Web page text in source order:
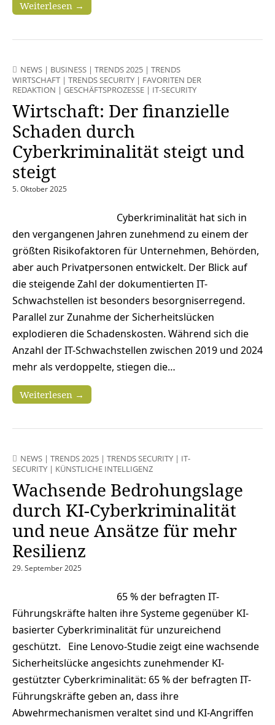
Weiterlesen →
NEWS | BUSINESS | TRENDS 2025 | TRENDS
WIRTSCHAFT | TRENDS SECURITY | FAVORITEN DER
REDAKTION | GESCHÄFTSPROZESSE | IT-SECURITY
Wirtschaft: Der finanzielle
Schaden durch
Cyberkriminalität steigt und
steigt
5. Oktober 2025
Cyberkriminalität hat sich in
den vergangenen Jahren zunehmend zu einem der
größten Risikofaktoren für Unternehmen, Behörden,
aber auch Privatpersonen entwickelt. Der Blick auf
die steigende Zahl der dokumentierten IT-
Schwachstellen ist besonders besorgniserregend.
Parallel zur Zunahme der Sicherheitslücken
explodieren die Schadenskosten. Während sich die
Anzahl der IT-Schwachstellen zwischen 2019 und 2024
mehr als verdoppelte, stiegen die…
Weiterlesen →
NEWS | TRENDS 2025 | TRENDS SECURITY | IT-
SECURITY | KÜNSTLICHE INTELLIGENZ
Wachsende Bedrohungslage
durch KI-Cyberkriminalität
und neue Ansätze für mehr
Resilienz
29. September 2025
65 % der befragten IT-
Führungskräfte halten ihre Systeme gegenüber KI-
basierter Cyberkriminalität für unzureichend
geschützt. Eine Lenovo-Studie zeigt eine wachsende
Sicherheitslücke angesichts zunehmender KI-
gestützter Cyberkriminalität: 65 % der befragten IT-
Führungskräfte geben an, dass ihre
Abwehrmechanismen veraltet sind und KI-Angriffen